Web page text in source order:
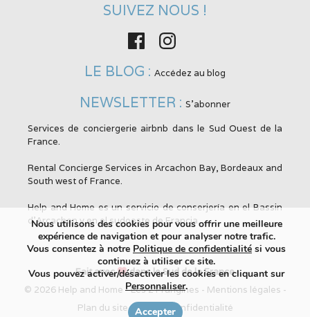
SUIVEZ NOUS !
FacebookInstagram
LE BLOG : Accédez au blog
NEWSLETTER : S'abonner
Services de conciergerie airbnb dans le Sud Ouest de la
France.
Rental Concierge Services in Arcachon Bay, Bordeaux and
South west of France.
Help and Home es un servicio de conserjería en el Bassin
d'Arcachon y en el sudoeste de Francia.
Fait avec
dans le Sud de la France
© 2026 Help and Home -Les 2 Frangines - Mentions légales -
Plan du site- CGUV-Confidentialité
Nous utilisons des cookies pour vous offrir une meilleure
expérience de navigation et pour analyser notre trafic.
Vous consentez à notre Politique de confidentialité si vous
continuez à utiliser ce site.
Vous pouvez activer/désactiver les cookies en cliquant sur
Personnaliser.
Accepter